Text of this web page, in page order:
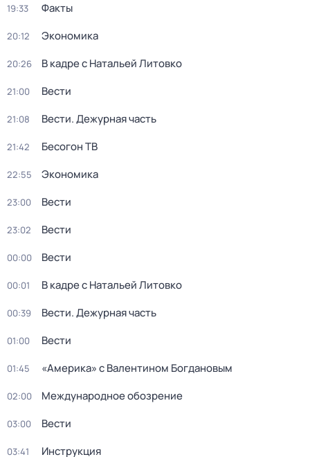
19:33 Факты
20:12 Экономика
20:26 В кадре с Натальей Литовко
21:00 Вести
21:08 Вести. Дежурная часть
21:42 Бесогон ТВ
22:55 Экономика
23:00 Вести
23:02 Вести
00:00 Вести
00:01 В кадре с Натальей Литовко
00:39 Вести. Дежурная часть
01:00 Вести
01:45 «Америка» с Валентином Богдановым
02:00 Международное обозрение
03:00 Вести
03:41 Инструкция